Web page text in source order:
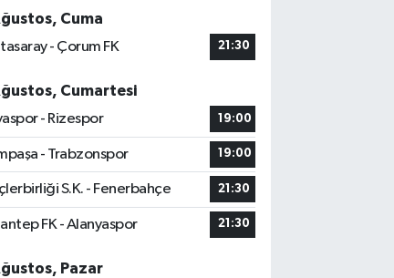
Cuma
- Çorum FK
21:30
Cumartesi
- Rizespor
19:00
- Trabzonspor 19:00
S.K. - Fenerbahçe 21:30
FK - Alanyaspor 21:30
Pazar